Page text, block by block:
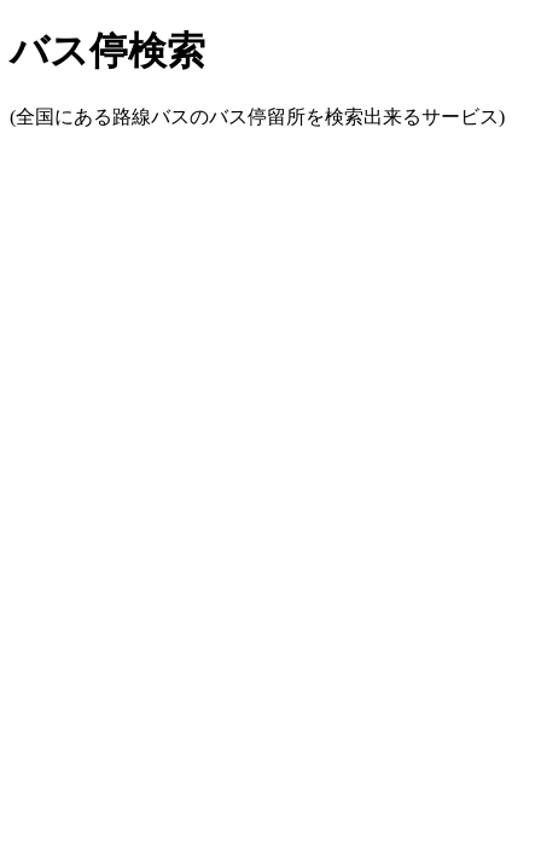
バス停検索
(全国にある路線バスのバス停留所を検索出来るサービス)